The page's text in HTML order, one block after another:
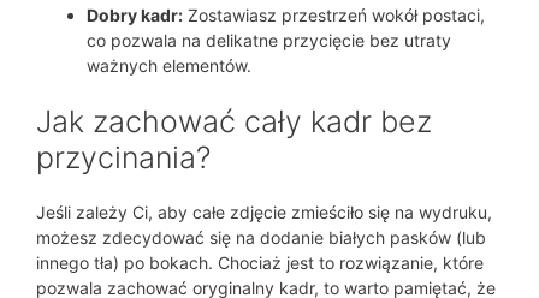
Dobry kadr: Zostawiasz przestrzeń wokół postaci,
co pozwala na delikatne przycięcie bez utraty
ważnych elementów.
Jak zachować cały kadr bez
przycinania?
Jeśli zależy Ci, aby całe zdjęcie zmieściło się na wydruku,
możesz zdecydować się na dodanie białych pasków (lub
innego tła) po bokach. Chociaż jest to rozwiązanie, które
pozwala zachować oryginalny kadr, to warto pamiętać, że